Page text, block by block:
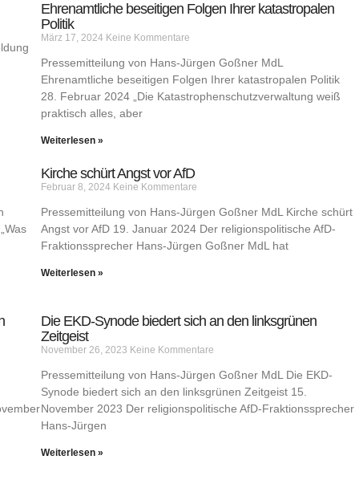
Ehrenamtliche beseitigen Folgen Ihrer katastropalen
Politik
März 17, 2024 Keine Kommentare
Pressemitteilung von Hans-Jürgen Goßner MdL
Ehrenamtliche beseitigen Folgen Ihrer katastropalen Politik
28. Februar 2024 „Die Katastrophenschutzverwaltung weiß
praktisch alles, aber
Weiterlesen »
Kirche schürt Angst vor AfD
Februar 8, 2024 Keine Kommentare
Pressemitteilung von Hans-Jürgen Goßner MdL Kirche schürt
Angst vor AfD 19. Januar 2024 Der religionspolitische AfD-
Fraktionssprecher Hans-Jürgen Goßner MdL hat
Weiterlesen »
Die EKD-Synode biedert sich an den linksgrünen
Zeitgeist
November 26, 2023 Keine Kommentare
Pressemitteilung von Hans-Jürgen Goßner MdL Die EKD-
Synode biedert sich an den linksgrünen Zeitgeist 15.
November 2023 Der religionspolitische AfD-Fraktionssprecher
Hans-Jürgen
Weiterlesen »